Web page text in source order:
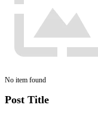
No item found
Post Title